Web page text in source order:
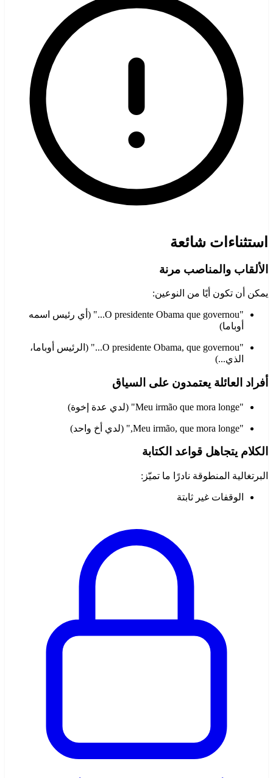
استثناءات شائعة
الألقاب والمناصب مرنة
يمكن أن تكون أيًا من النوعين:
"O presidente Obama que governou..." (أي رئيس اسمه
أوباما)
"O presidente Obama, que governou..." (الرئيس أوباما،
الذي...)
أفراد العائلة يعتمدون على السياق
"Meu irmão que mora longe" (لدي عدة إخوة)
"Meu irmão, que mora longe," (لدي أخ واحد)
الكلام يتجاهل قواعد الكتابة
البرتغالية المنطوقة نادرًا ما تميّز:
الوقفات غير ثابتة